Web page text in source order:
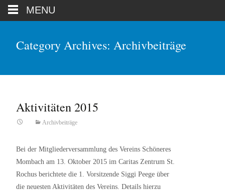
Category Archives: Archivbeiträge
Aktivitäten 2015
Archivbeiträge
Bei der Mitgliederversammlung des Vereins Schöneres
Mombach am 13. Oktober 2015 im Caritas Zentrum St.
Rochus berichtete die 1. Vorsitzende Siggi Peege über
die neuesten Aktivitäten des Vereins. Details hierzu
MENU